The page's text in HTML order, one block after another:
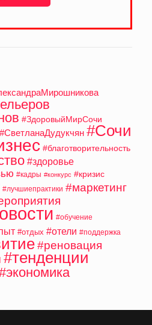
#ЗдоровыйМирСочи
#СветланаДудукчян #Сочи
#благотворительность
#здоровье
#кадры #конкурс #кризис
#лучшиепрактики #маркетинг
#обучение
#отдых #отели #поддержка
#реновация
#тенденции